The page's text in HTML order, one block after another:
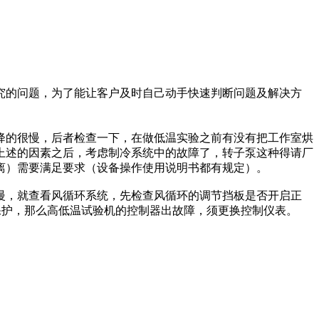
问题，为了能让客户及时自己动手快速判断问题及解决方
很慢，后者检查一下，在做低温实验之前有没有把工作室烘
的因素之后，考虑制冷系统中的故障了，转子泵这种得请厂
需要满足要求（设备操作使用说明书都有规定）。
就查看风循环系统，先检查风循环的调节挡板是否开启正
那么高低温试验机的控制器出故障，须更换控制仪表。